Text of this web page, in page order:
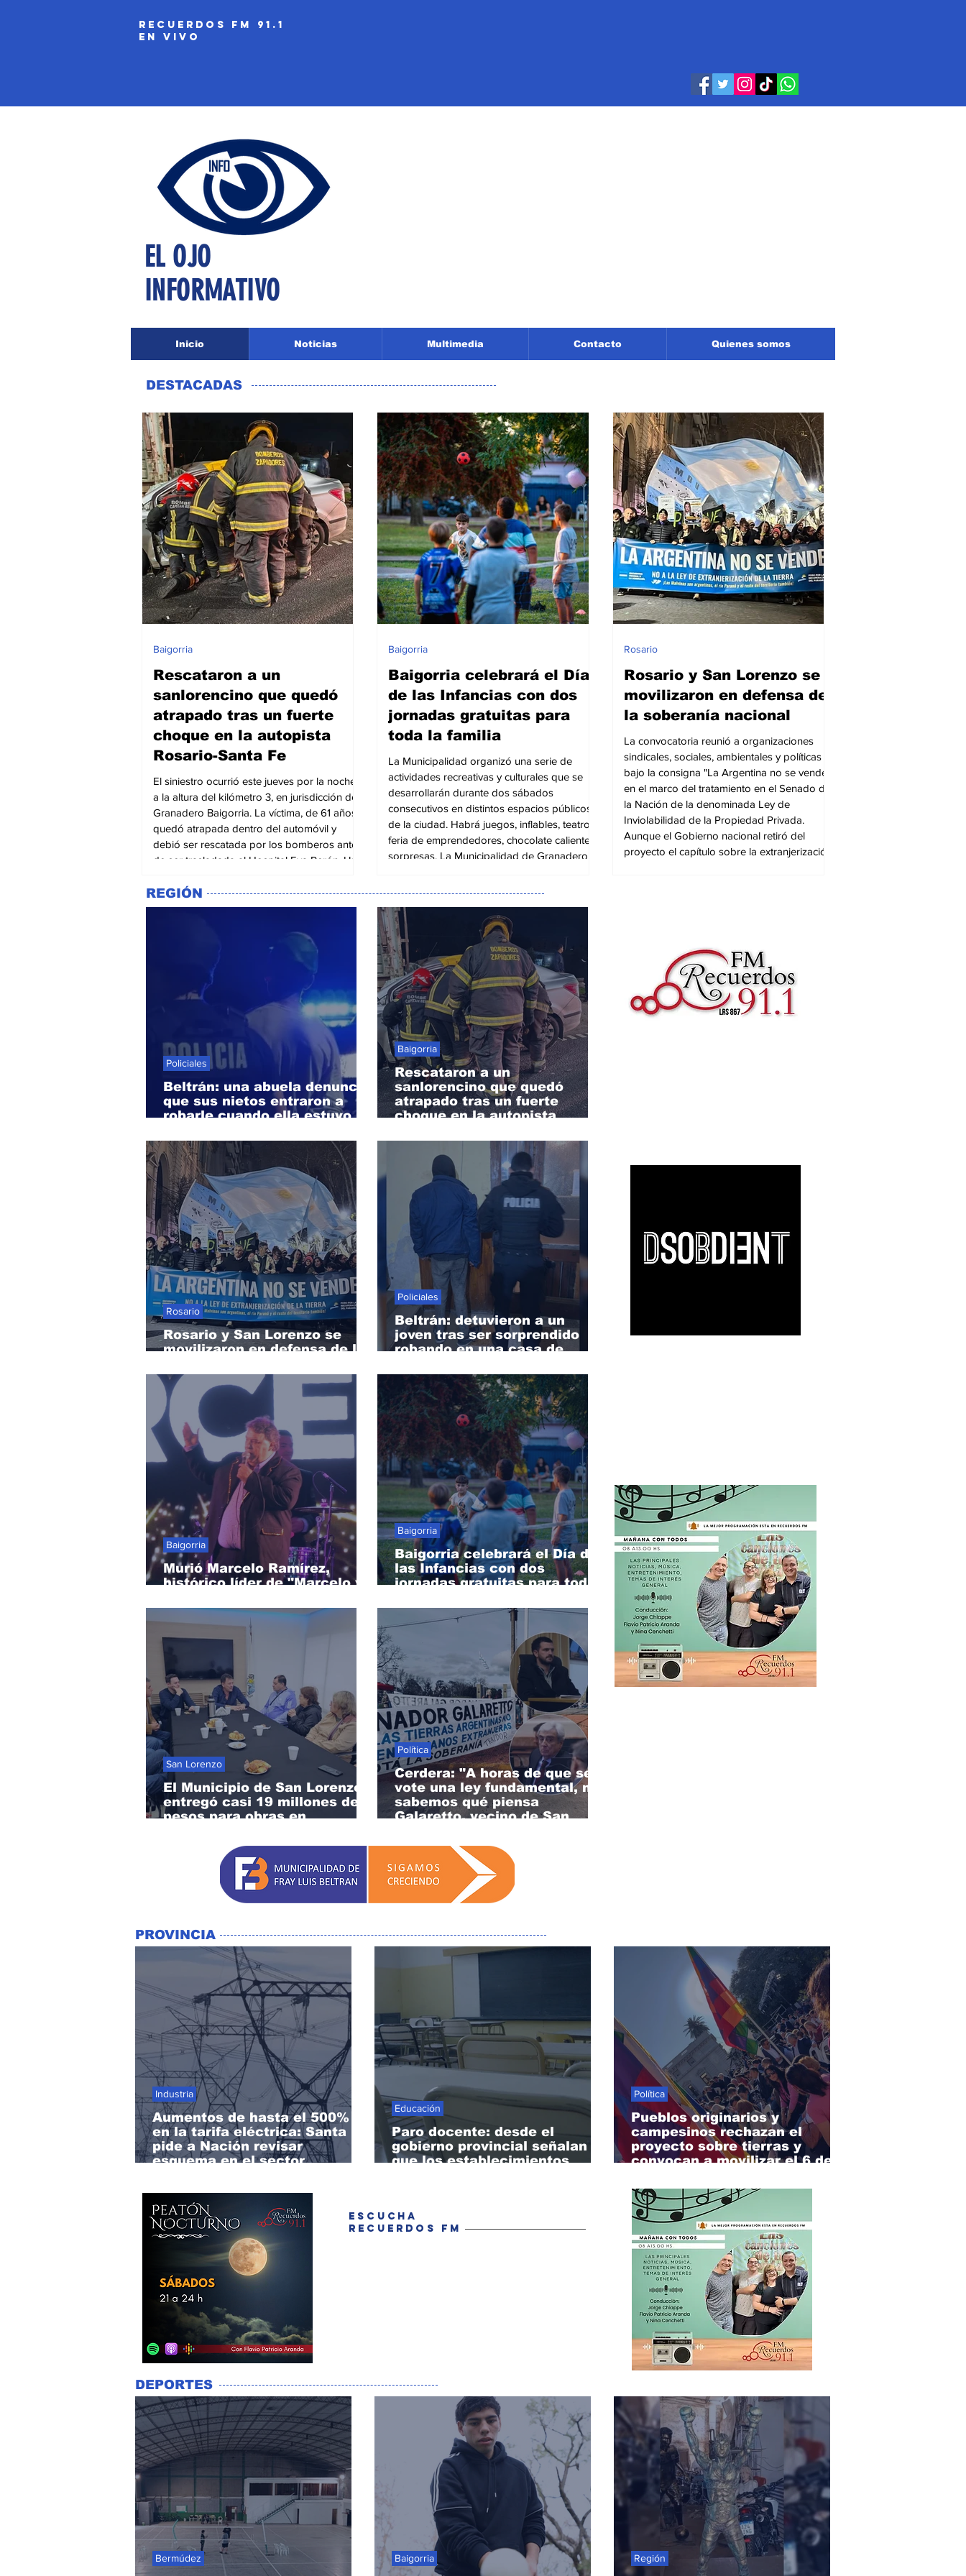
recuerdos fm 91.1
EN VIVO
EL OJO
INFORMATIVO
Inicio Noticias Multimedia Contacto Quienes somos
DESTACADAS
Rescataron a un
sanlorencino que quedó
atrapado tras un fuerte
choque en la autopista
Rosario-Santa Fe
El siniestro ocurrió este jueves por la noche,
a la altura del kilómetro 3, en jurisdicción de
Granadero Baigorria. La víctima, de 61 años,
quedó atrapada dentro del automóvil y
debió ser rescatada por los bomberos antes
de ser trasladada al Hospital Eva Perón. Un
protagonizar un accidente de tránsito sobre
la autopista Rosario-Santa Fe, donde el
parte trasera de un camión que se
Baigorria
Baigorria celebrará el Día
de las Infancias con dos
jornadas gratuitas para
toda la familia
La Municipalidad organizó una serie de
actividades recreativas y culturales que se
desarrollarán durante dos sábados
consecutivos en distintos espacios públicos
de la ciudad. Habrá juegos, inflables, teatro,
feria de emprendedores, chocolate caliente y
sorpresas. La Municipalidad de Granadero
que niños, niñas y sus familias disfruten de
una tarde d
Baigorria
Rosario y San Lorenzo se
movilizaron en defensa de
la soberanía nacional
La convocatoria reunió a organizaciones
sindicales, sociales, ambientales y políticas
bajo la consigna "La Argentina no se vende"
en el marco del tratamiento en el Senado de
la Nación de la denominada Ley de
Inviolabilidad de la Propiedad Privada.
Aunque el Gobierno nacional retiró del
proyecto el capítulo sobre la extranjerización
Rosario
REGIÓN
Beltrán: una abuela denunció
que sus nietos entraron a
robarle cuando ella estuvo
Policiales
Rosario y San Lorenzo se
movilizaron en defensa de la
Rosario
Murió Marcelo Ramírez,
histórico líder de "Marcelo y
Baigorria
El Municipio de San Lorenzo
entregó casi 19 millones de
pesos para obras en
San Lorenzo
Rescataron a un
sanlorencino que quedó
atrapado tras un fuerte
choque en la autopista
Baigorria
Beltrán: detuvieron a un
joven tras ser sorprendido
robando en una casa de
Policiales
Baigorria celebrará el Día de
las Infancias con dos
jornadas gratuitas para toda
Baigorria
Cerdera: "A horas de que se
vote una ley fundamental, no
sabemos qué piensa
Galaretto, vecino de San
Política
PROVINCIA
Aumentos de hasta el 500%
en la tarifa eléctrica: Santa Fe
pide a Nación revisar
esquema en el sector
Industria
Paro docente: desde el
gobierno provincial señalan
que los establecimientos
Educación
Pueblos originarios y
campesinos rechazan el
proyecto sobre tierras y
convocan a movilizar el 6 de
Política
ESCUCHA
RECUERDOS FM
DEPORTES
Bermúdez Baigorria Región